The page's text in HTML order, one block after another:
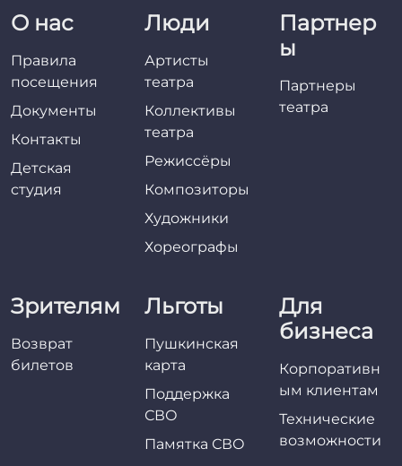
О нас
Правила
посещения
Документы
Контакты
Детская
студия
Люди
Артисты
театра
Коллективы
театра
Режиссёры
Композиторы
Художники
Хореографы
Партнер
ы
Партнеры
театра
Зрителям
Возврат
билетов
Льготы
Пушкинская
карта
Поддержка
СВО
Памятка СВО
Для
бизнеса
Корпоративн
ым клиентам
Технические
возможности